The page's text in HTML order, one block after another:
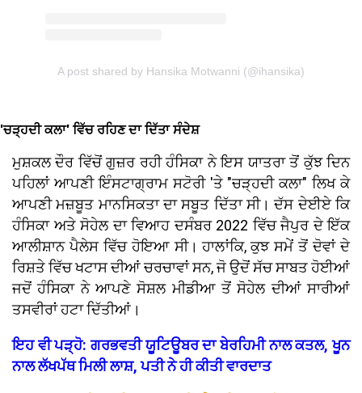
A post shared by Hansika Motwanni (@ihansika)
'ਚੜ੍ਹਦੀ ਕਲਾ' ਵਿੱਚ ਰਹਿਣ ਦਾ ਦਿੱਤਾ ਸੰਦੇਸ਼
ਮੁਸ਼ਕਲ ਦੌਰ ਵਿੱਚੋਂ ਗੁਜ਼ਰ ਰਹੀ ਹੰਸਿਕਾ ਨੇ ਇਸ ਯਾਤਰਾ ਤੋਂ ਕੁੱਝ ਦਿਨ
ਪਹਿਲਾਂ ਆਪਣੀ ਇੰਸਟਾਗ੍ਰਾਮ ਸਟੋਰੀ 'ਤੇ "ਚੜ੍ਹਦੀ ਕਲਾ" ਲਿਖ ਕੇ
ਆਪਣੀ ਮਜ਼ਬੂਤ ਮਾਨਸਿਕਤਾ ਦਾ ਸਬੂਤ ਦਿੱਤਾ ਸੀ। ਦੱਸ ਦੇਈਏ ਕਿ
ਹੰਸਿਕਾ ਅਤੇ ਸੋਹੇਲ ਦਾ ਵਿਆਹ ਦਸੰਬਰ 2022 ਵਿੱਚ ਜੈਪੁਰ ਦੇ ਇੱਕ
ਆਲੀਸ਼ਾਨ ਪੈਲੇਸ ਵਿੱਚ ਹੋਇਆ ਸੀ। ਹਾਲਾਂਕਿ, ਕੁਝ ਸਮੇਂ ਤੋਂ ਦੋਵਾਂ ਦੇ
ਰਿਸ਼ਤੇ ਵਿੱਚ ਖਟਾਸ ਦੀਆਂ ਚਰਚਾਵਾਂ ਸਨ, ਜੋ ਉਦੋਂ ਸੱਚ ਸਾਬਤ ਹੋਈਆਂ
ਜਦੋਂ ਹੰਸਿਕਾ ਨੇ ਆਪਣੇ ਸੋਸ਼ਲ ਮੀਡੀਆ ਤੋਂ ਸੋਹੇਲ ਦੀਆਂ ਸਾਰੀਆਂ
ਤਸਵੀਰਾਂ ਹਟਾ ਦਿੱਤੀਆਂ।
ਇਹ ਵੀ ਪੜ੍ਹੋ: ਗਰਭਵਤੀ ਯੂਟਿਊਬਰ ਦਾ ਬੇਰਹਿਮੀ ਨਾਲ ਕਤਲ, ਖੂਨ
ਨਾਲ ਲੱਖਪੱਥ ਮਿਲੀ ਲਾਸ਼, ਪਤੀ ਨੇ ਹੀ ਕੀਤੀ ਵਾਰਦਾਤ